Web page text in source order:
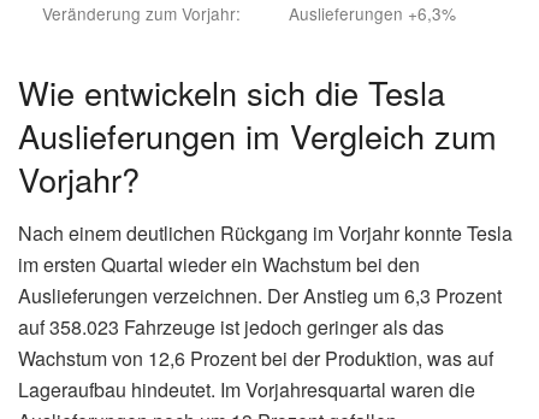
Veränderung zum Vorjahr:
Auslieferungen +6,3%
Wie entwickeln sich die Tesla
Auslieferungen im Vergleich zum
Vorjahr?
Nach einem deutlichen Rückgang im Vorjahr konnte Tesla
im ersten Quartal wieder ein Wachstum bei den
Auslieferungen verzeichnen. Der Anstieg um 6,3 Prozent
auf 358.023 Fahrzeuge ist jedoch geringer als das
Wachstum von 12,6 Prozent bei der Produktion, was auf
Lageraufbau hindeutet. Im Vorjahresquartal waren die